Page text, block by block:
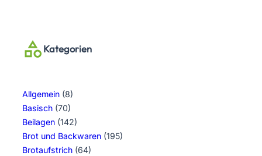
Kategorien
Allgemein (8)
Basisch (70)
Beilagen (142)
Brot und Backwaren (195)
Brotaufstrich (64)